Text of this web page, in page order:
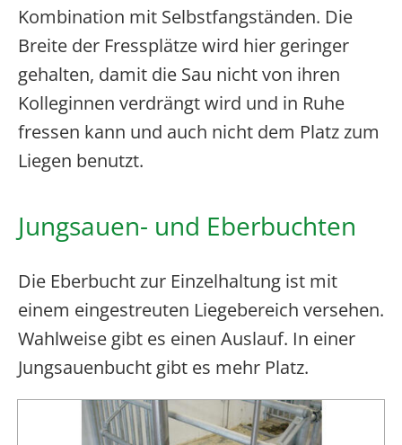
Kombination mit Selbstfangständen. Die
Breite der Fressplätze wird hier geringer
gehalten, damit die Sau nicht von ihren
Kolleginnen verdrängt wird und in Ruhe
fressen kann und auch nicht dem Platz zum
Liegen benutzt.
Jungsauen- und Eberbuchten
Die Eberbucht zur Einzelhaltung ist mit
einem eingestreuten Liegebereich versehen.
Wahlweise gibt es einen Auslauf. In einer
Jungsauenbucht gibt es mehr Platz.